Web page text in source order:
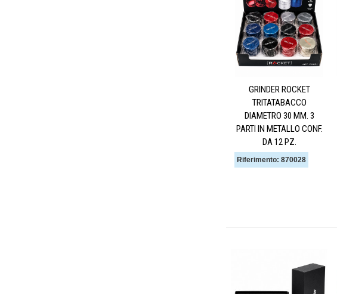
GRINDER ROCKET
TRITATABACCO
DIAMETRO 30 MM. 3
PARTI IN METALLO CONF.
DA 12 PZ.
Riferimento: 870028